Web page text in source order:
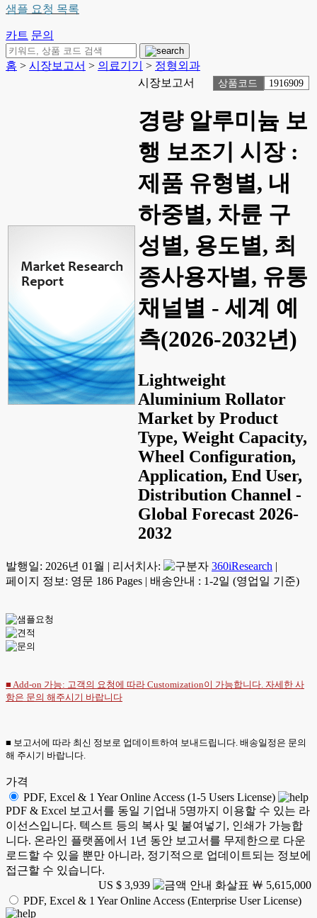
샘플 요청 목록
카트 문의
홈 > 시장보고서 > 의료기기 > 정형외과
시장보고서
상품코드 1916909
경량 알루미늄 보
행 보조기 시장 :
제품 유형별, 내
하중별, 차륜 구
성별, 용도별, 최
종사용자별, 유통
채널별 - 세계 예
측(2026-2032년)
Lightweight
Aluminium Rollator
Market by Product
Type, Weight Capacity,
Wheel Configuration,
Application, End User,
Distribution Channel -
Global Forecast 2026-
2032
발행일: 2026년 01월 | 리서치사: 360iResearch |
페이지 정보: 영문 186 Pages | 배송안내 : 1-2일 (영업일 기준)
■ Add-on 가능: 고객의 요청에 따라 Customization이 가능합니다. 자세한 사
항은 문의 해주시기 바랍니다
■ 보고서에 따라 최신 정보로 업데이트하여 보내드립니다. 배송일정은 문의
해 주시기 바랍니다.
가격
PDF, Excel & 1 Year Online Access (1-5 Users License)
PDF & Excel 보고서를 동일 기업내 5명까지 이용할 수 있는 라
이선스입니다. 텍스트 등의 복사 및 붙여넣기, 인쇄가 가능합
니다. 온라인 플랫폼에서 1년 동안 보고서를 무제한으로 다운
로드할 수 있을 뿐만 아니라, 정기적으로 업데이트되는 정보에
접근할 수 있습니다.
US $ 3,939
￦ 5,615,000
PDF, Excel & 1 Year Online Access (Enterprise User License)